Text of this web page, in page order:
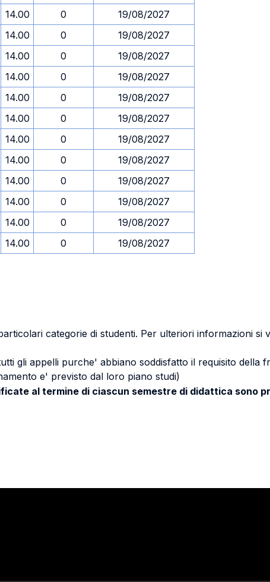
14.00 0
19/08/2027
14.00 0
19/08/2027
14.00 0
19/08/2027
14.00 0
19/08/2027
14.00 0
19/08/2027
14.00 0
19/08/2027
14.00 0
19/08/2027
14.00 0
19/08/2027
14.00 0
19/08/2027
14.00 0
19/08/2027
14.00 0
19/08/2027
14.00 0 19/08/2027
categorie di studenti. Per ulteriori informazioni si
gli appelli purche' abbiano soddisfatto il requisito della
e' previsto dal loro piano studi)
al termine di ciascun semestre di didattica sono